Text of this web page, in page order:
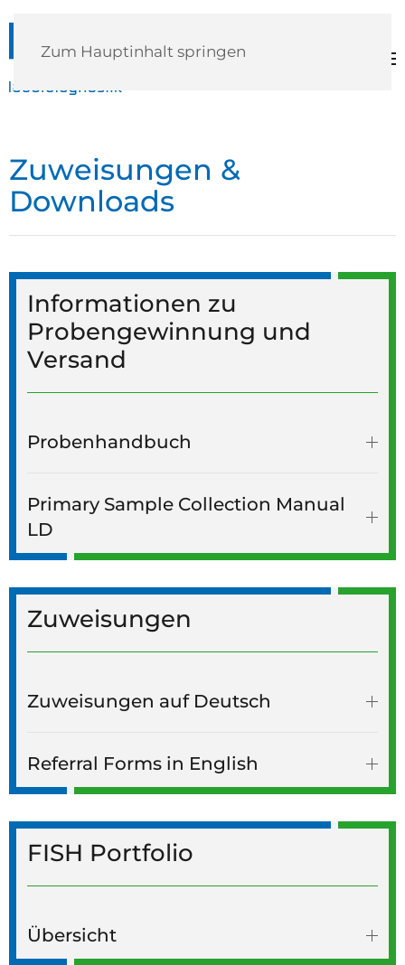
Zum Hauptinhalt springen
Zuweisungen &
Downloads
Informationen zu
Probengewinnung und
Versand
Probenhandbuch
Primary Sample Collection Manual
LD
Zuweisungen
Zuweisungen auf Deutsch
Referral Forms in English
FISH Portfolio
Übersicht